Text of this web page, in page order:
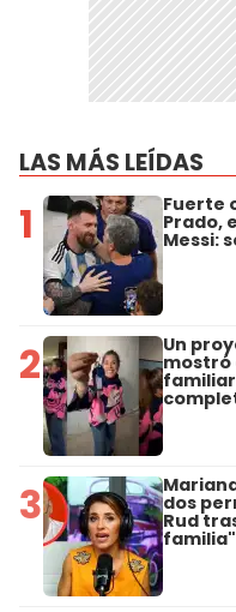
LAS MÁS LEÍDAS
1 Fuerte
Prado,
Messi:
2 Un
mostró
3 dos
Rud
familia"